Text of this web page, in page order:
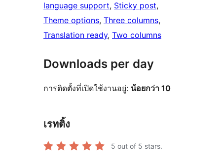
language support, Sticky post
Theme options, Three columns
Translation ready, Two columns
Downloads per day
การติดตั้งที่เปิดใช้งานอยู่: น้อยกว่า 10
เรทติ้ง
5 out of 5 stars.